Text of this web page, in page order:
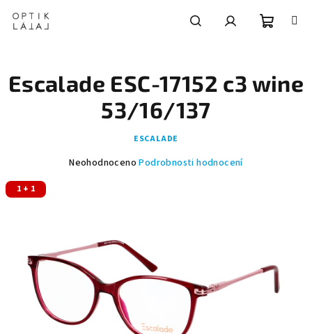
obsah
košík
Escalade ESC-17152 c3 wine
53/16/137
ESCALADE
Průměrné
5
hvězdiček.
Neohodnoceno Podrobnosti hodnocení
1 + 1